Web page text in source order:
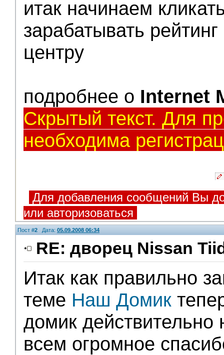
итак начинаем
зарабатывать
центру
подробнее о Internet
Скрытый текст. Для
необходима
Для добавления сообщений Вы
или авторизоваться
Пост #2 Дата: 05.09.2008 06:34
RE: дворец Nissan
Итак как правильно
теме Наш Домик
домик действительно
всем огромное
Администрация